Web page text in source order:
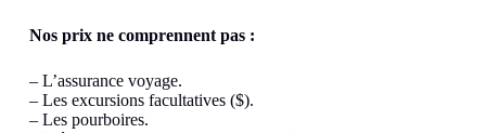
Nos prix ne comprennent pas :
– L’assurance voyage.
– Les excursions facultatives ($).
– Les pourboires.